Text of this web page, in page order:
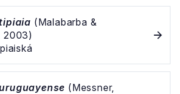
(Malabarba &
2003)
(Messner,